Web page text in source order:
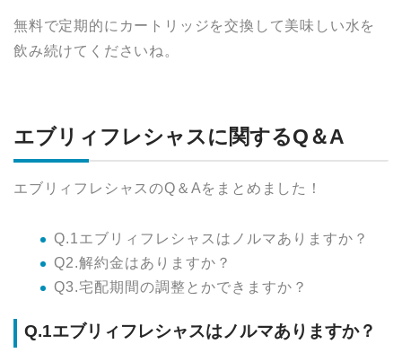
無料で定期的にカートリッジを交換して美味しい水を
飲み続けてくださいね。
エブリィフレシャスに関するQ＆A
エブリィフレシャスのQ＆Aをまとめました！
Q.1エブリィフレシャスはノルマありますか？
Q2.解約金はありますか？
Q3.宅配期間の調整とかできますか？
Q.1エブリィフレシャスはノルマありますか？